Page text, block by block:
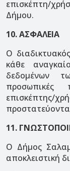
επισκέπτη/
Δήμου.
10. ΑΣΦΑΛΕΙΑ
Ο
κάθε
δεδομένων
επισκέπτης/
11.
Ο Δήμος
αποκλειστική